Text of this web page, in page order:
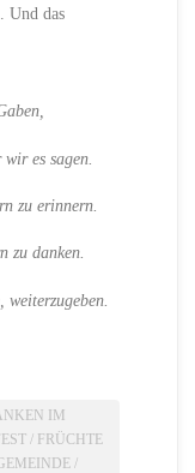
Und das
es sagen.
zu erinnern.
zu danken.
IM
/ FRÜCHTE
/